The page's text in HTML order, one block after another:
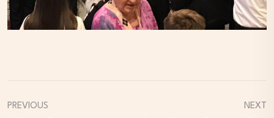
PREVIOUS
NEXT